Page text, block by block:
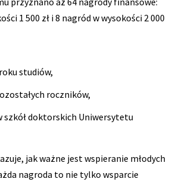
1 500 zł i 8 nagród w wysokości 2 000
studiów,
roczników,
doktorskich Uniwersytetu
jak ważne jest wspieranie młodych
nagroda to nie tylko wsparcie